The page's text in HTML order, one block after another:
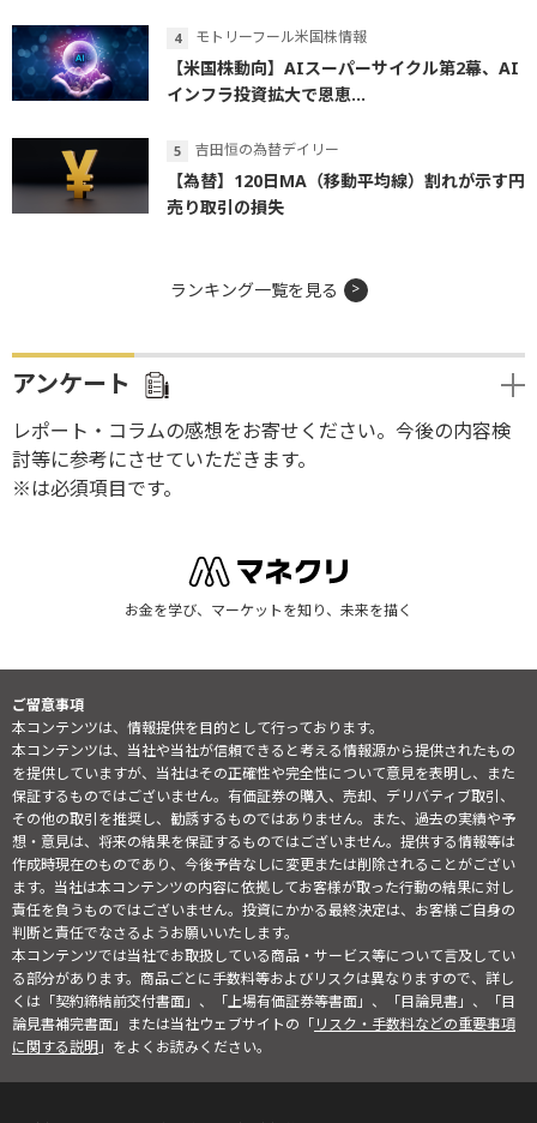
モトリーフール米国株情報
【米国株動向】AIスーパーサイクル第2幕、AI
インフラ投資拡大で恩恵...
吉田恒の為替デイリー
【為替】120日MA（移動平均線）割れが示す円
売り取引の損失
ランキング一覧を見る
アンケート
レポート・コラムの感想をお寄せください。今後の内容検
討等に参考にさせていただきます。
※は必須項目です。
お金を学び、マーケットを知り、未来を描く
ご留意事項
本コンテンツは、情報提供を目的として行っております。
本コンテンツは、当社や当社が信頼できると考える情報源から提供されたもの
を提供していますが、当社はその正確性や完全性について意見を表明し、また
保証するものではございません。有価証券の購入、売却、デリバティブ取引、
その他の取引を推奨し、勧誘するものではありません。また、過去の実績や予
想・意見は、将来の結果を保証するものではございません。提供する情報等は
作成時現在のものであり、今後予告なしに変更または削除されることがござい
ます。当社は本コンテンツの内容に依拠してお客様が取った行動の結果に対し
責任を負うものではございません。投資にかかる最終決定は、お客様ご自身の
判断と責任でなさるようお願いいたします。
本コンテンツでは当社でお取扱している商品・サービス等について言及してい
る部分があります。商品ごとに手数料等およびリスクは異なりますので、詳し
くは「契約締結前交付書面」、「上場有価証券等書面」、「目論見書」、「目
論見書補完書面」または当社ウェブサイトの「リスク・手数料などの重要事項
に関する説明」をよくお読みください。